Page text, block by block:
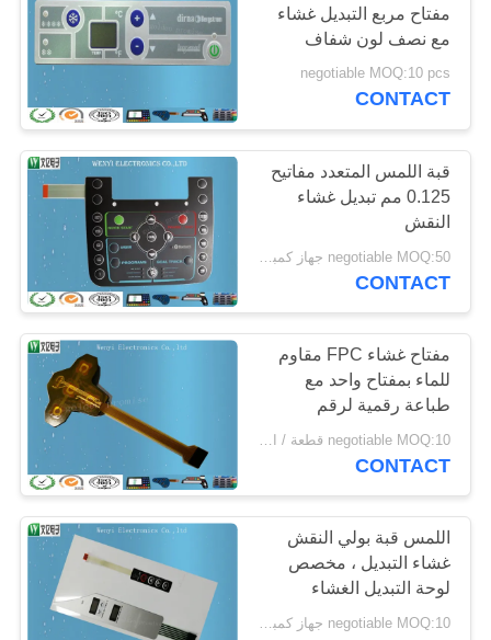
مفتاح مربع التبديل غشاء
مع نصف لون شفاف
النافذة
negotiable MOQ:10 pcs
CONTACT
قبة اللمس المتعدد مفاتيح
0.125 مم تبديل غشاء
النقش
CONTACT
مفتاح غشاء FPC مقاوم
للماء بمفتاح واحد مع
طباعة رقمية لرقم
تسلسلي رقمي
negotiable MOQ:10 قطعة / الوحدة
CONTACT
اللمس قبة بولي النقش
غشاء التبديل ، مخصص
لوحة التبديل الغشاء
negotiable MOQ:10 جهاز كمبيوتر شخصى / الكثير